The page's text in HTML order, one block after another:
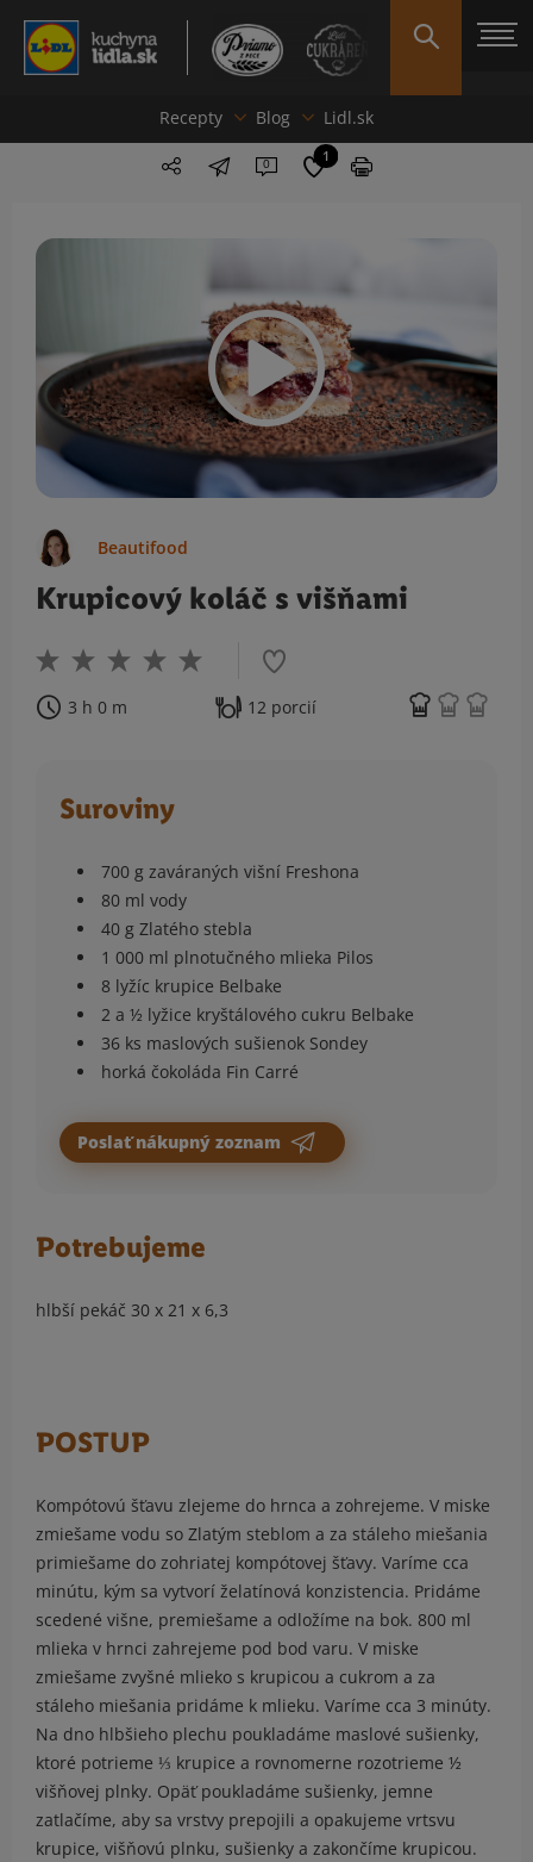
Recepty Blog Lidl.sk
0 1
Beautifood
Krupicový koláč s višňami
3 h 0 m 12 porcií
Suroviny
700 g zaváraných višní Freshona
80 ml vody
40 g Zlatého stebla
1 000 ml plnotučného mlieka Pilos
8 lyžíc krupice Belbake
2 a ½ lyžice kryštálového cukru Belbake
36 ks maslových sušienok Sondey
horká čokoláda Fin Carré
Poslať nákupný zoznam
Potrebujeme
hlbší pekáč 30 x 21 x 6,3
POSTUP
Kompótovú šťavu zlejeme do hrnca a zohrejeme. V miske
zmiešame vodu so Zlatým steblom a za stáleho miešania
primiešame do zohriatej kompótovej šťavy. Varíme cca
minútu, kým sa vytvorí želatínová konzistencia. Pridáme
scedené višne, premiešame a odložíme na bok. 800 ml
mlieka v hrnci zahrejeme pod bod varu. V miske
zmiešame zvyšné mlieko s krupicou a cukrom a za
stáleho miešania pridáme k mlieku. Varíme cca 3 minúty.
Na dno hlbšieho plechu poukladáme maslové sušienky,
ktoré potrieme ⅓ krupice a rovnomerne rozotrieme ½
višňovej plnky. Opäť poukladáme sušienky, jemne
zatlačíme, aby sa vrstvy prepojili a opakujeme vrtsvu
krupice, višňovú plnku, sušienky a zakončíme krupicou.